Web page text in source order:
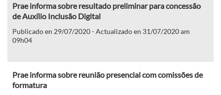
Prae informa sobre resultado preliminar para concessão
de Auxílio Inclusão Digital
Publicado en 29/07/2020 - Actualizado en 31/07/2020 am
09h04
Prae informa sobre reunião presencial com comissões de
formatura